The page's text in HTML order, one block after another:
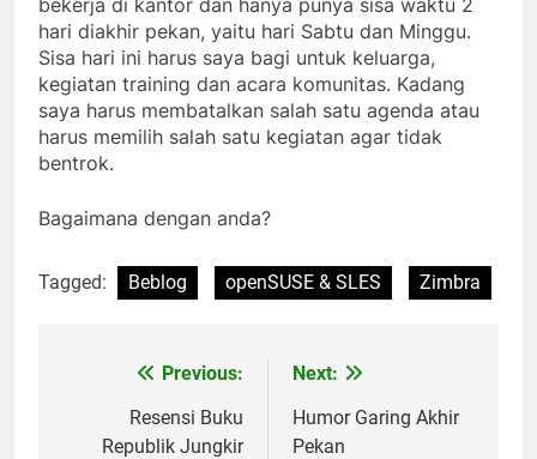
bekerja di kantor dan hanya punya sisa waktu 2
hari diakhir pekan, yaitu hari Sabtu dan Minggu.
Sisa hari ini harus saya bagi untuk keluarga,
kegiatan training dan acara komunitas. Kadang
saya harus membatalkan salah satu agenda atau
harus memilih salah satu kegiatan agar tidak
bentrok.
Bagaimana dengan anda?
Tagged: Beblog openSUSE & SLES Zimbra
navigation
Previous:
Resensi Buku
Republik Jungkir
Next:
Humor Garing Akhir
Pekan